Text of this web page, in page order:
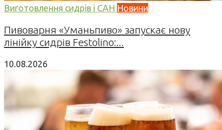
Виготовлення сидрів і САН Новини
Пивоварня «Уманьпиво» запускає нову
лінійку сидрів Festolino:...
10.08.2026